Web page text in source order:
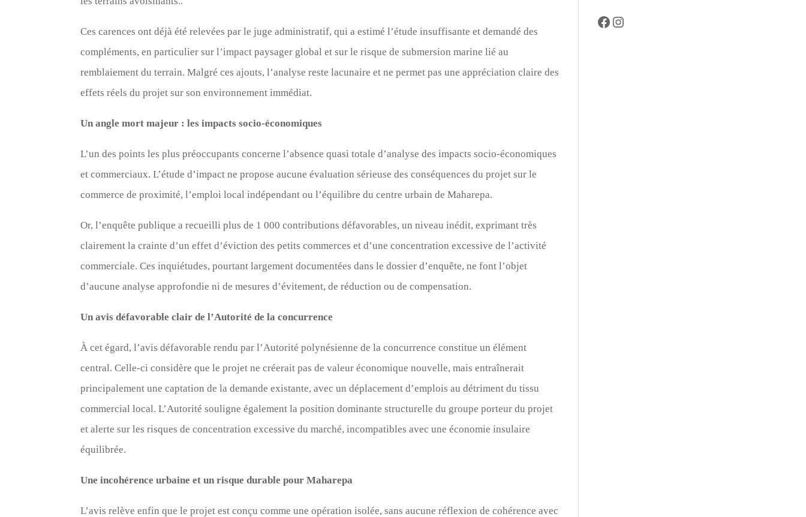
Ces carences ont déjà été relevées par le juge administratif, qui a estimé l’étude insuffisante et demandé des
compléments, en particulier sur l’impact paysager global et sur le risque de submersion marine lié au
remblaiement du terrain. Malgré ces ajouts, l’analyse reste lacunaire et ne permet pas une appréciation claire des
effets réels du projet sur son environnement immédiat.
Un angle mort majeur : les impacts socio-économiques
L’un des points les plus préoccupants concerne l’absence quasi totale d’analyse des impacts socio-économiques
et commerciaux. L’étude d’impact ne propose aucune évaluation sérieuse des conséquences du projet sur le
commerce de proximité, l’emploi local indépendant ou l’équilibre du centre urbain de Maharepa.
Or, l’enquête publique a recueilli plus de 1 000 contributions défavorables, un niveau inédit, exprimant très
clairement la crainte d’un effet d’éviction des petits commerces et d’une concentration excessive de l’activité
commerciale. Ces inquiétudes, pourtant largement documentées dans le dossier d’enquête, ne font l’objet
d’aucune analyse approfondie ni de mesures d’évitement, de réduction ou de compensation.
Un avis défavorable clair de l’Autorité de la concurrence
À cet égard, l’avis défavorable rendu par l’Autorité polynésienne de la concurrence constitue un élément
central. Celle-ci considère que le projet ne créerait pas de valeur économique nouvelle, mais entraînerait
principalement une captation de la demande existante, avec un déplacement d’emplois au détriment du tissu
commercial local. L’Autorité souligne également la position dominante structurelle du groupe porteur du projet
et alerte sur les risques de concentration excessive du marché, incompatibles avec une économie insulaire
équilibrée.
Une incohérence urbaine et un risque durable pour Maharepa
L’avis relève enfin que le projet est conçu comme une opération isolée, sans aucune réflexion de cohérence avec
Facebook
https://www.instagram.com/